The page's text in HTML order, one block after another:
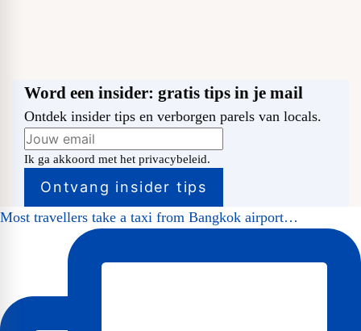
Word een insider: gratis tips in je mail
Ontdek insider tips en verborgen parels van locals.
Ik ga akkoord met het privacybeleid.
Most travellers take a taxi from Bangkok airport…